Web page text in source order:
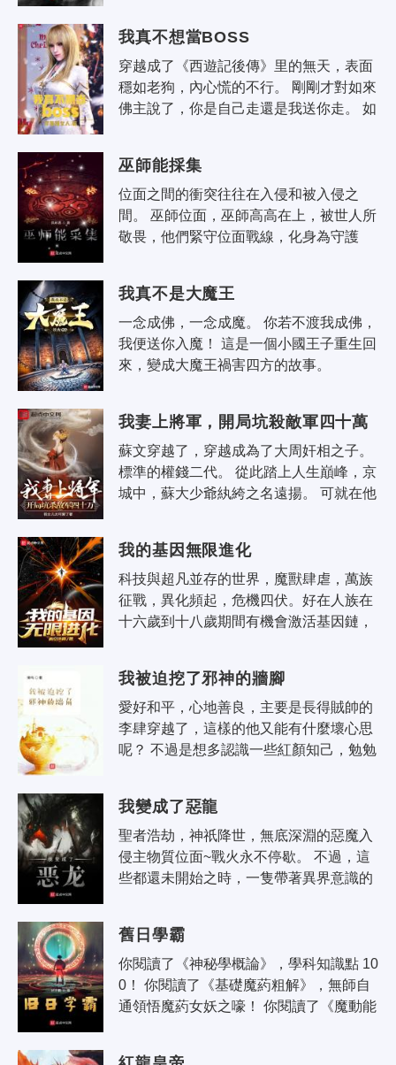
我真不想當BOSS
穿越成了《西遊記後傳》里的無天，表面
穩如老狗，內心慌的不行。 剛剛才對如來
佛主說了，你是自己走還是我送你走。 如
巫師能採集
位面之間的衝突往往在入侵和被入侵之
間。 巫師位面，巫師高高在上，被世人所
敬畏，他們緊守位面戰線，化身為守護
我真不是大魔王
一念成佛，一念成魔。 你若不渡我成佛，
我便送你入魔！ 這是一個小國王子重生回
來，變成大魔王禍害四方的故事。
我妻上將軍，開局坑殺敵軍四十萬
蘇文穿越了，穿越成為了大周奸相之子。
標準的權錢二代。 從此踏上人生巔峰，京
城中，蘇大少爺紈絝之名遠揚。 可就在他
我的基因無限進化
科技與超凡並存的世界，魔獸肆虐，萬族
征戰，異化頻起，危機四伏。好在人族在
十六歲到十八歲期間有機會激活基因鏈，
我被迫挖了邪神的牆腳
愛好和平，心地善良，主要是長得賊帥的
李肆穿越了，這樣的他又能有什麼壞心思
呢？ 不過是想多認識一些紅顏知己，勉勉
我變成了惡龍
聖者浩劫，神祇降世，無底深淵的惡魔入
侵主物質位面~戰火永不停歇。 不過，這
些都還未開始之時，一隻帶著異界意識的
舊日學霸
你閱讀了《神秘學概論》，學科知識點 10
0！ 你閱讀了《基礎魔葯粗解》，無師自
通領悟魔葯女妖之嚎！ 你閱讀了《魔動能